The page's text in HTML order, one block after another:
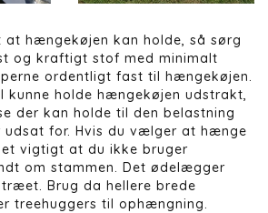
at hængekøjen kan holde, så sørg
og kraftigt stof med minimalt
ordentligt fast til hængekøjen.
kunne holde hængekøjen udstrakt,
der kan holde til den belastning
for. Hvis du vælger at hænge
vigtigt at du ikke bruger
om stammen. Det ødelægger
Brug da hellere brede
treehuggers til ophængning.